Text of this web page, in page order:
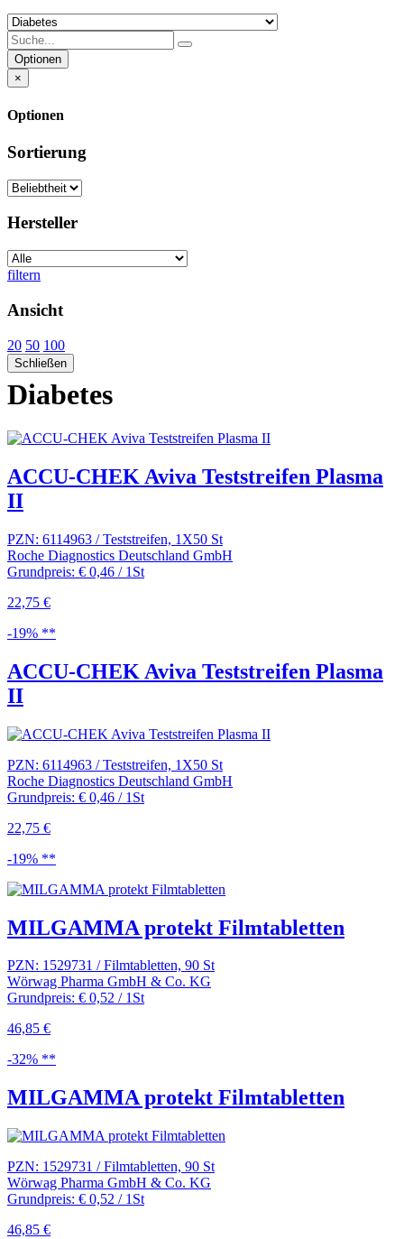
Optionen
×
Optionen
Sortierung
Hersteller
filtern
Ansicht
20 50 100
Schließen
Diabetes
ACCU-CHEK Aviva Teststreifen Plasma
II
PZN: 6114963 / Teststreifen, 1X50 St
Roche Diagnostics Deutschland GmbH
Grundpreis: € 0,46 / 1St
22,75 €
-19% **
ACCU-CHEK Aviva Teststreifen Plasma
II
PZN: 6114963 / Teststreifen, 1X50 St
Roche Diagnostics Deutschland GmbH
Grundpreis: € 0,46 / 1St
22,75 €
-19% **
MILGAMMA protekt Filmtabletten
PZN: 1529731 / Filmtabletten, 90 St
Wörwag Pharma GmbH & Co. KG
Grundpreis: € 0,52 / 1St
46,85 €
-32% **
MILGAMMA protekt Filmtabletten
PZN: 1529731 / Filmtabletten, 90 St
Wörwag Pharma GmbH & Co. KG
Grundpreis: € 0,52 / 1St
46,85 €